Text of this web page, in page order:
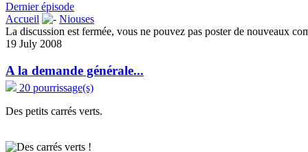
Dernier épisode
Accueil
Niouses
La discussion est fermée, vous ne pouvez pas poster de nouveaux
19 July 2008
A la demande générale...
20 pourrissage(s)
Des petits carrés verts.